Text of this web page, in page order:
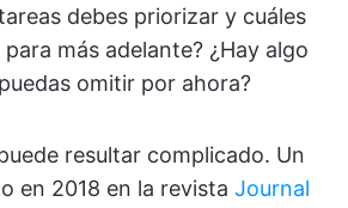
debes priorizar y cuáles
más adelante? ¿Hay algo
omitir por ahora?
resultar complicado. Un
en 2018 en la revista Journal